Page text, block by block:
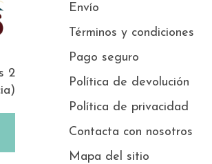
2
Envío
Términos y condiciones
Pago seguro
Política de devolución
Política de privacidad
Contacta con nosotros
Mapa del sitio